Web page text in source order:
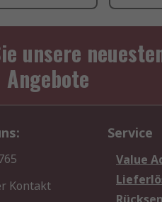
unsere
Kontakt
Service
Value